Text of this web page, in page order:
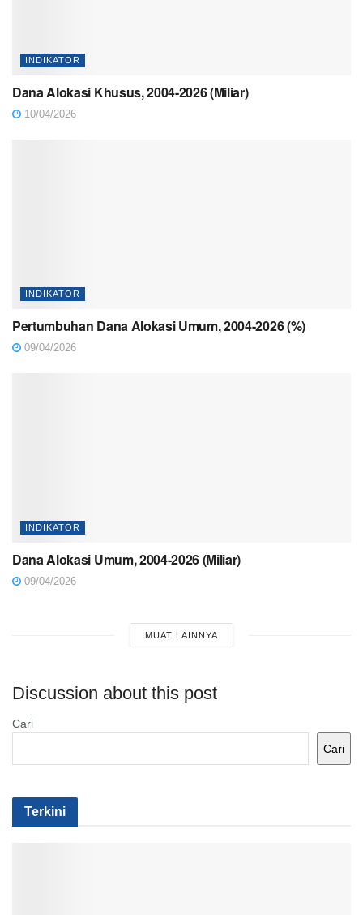
INDIKATOR
Dana Alokasi Khusus, 2004-2026 (Miliar)
10/04/2026
INDIKATOR
Pertumbuhan Dana Alokasi Umum, 2004-2026 (%)
09/04/2026
INDIKATOR
Dana Alokasi Umum, 2004-2026 (Miliar)
09/04/2026
MUAT LAINNYA
Discussion about this post
Cari
Cari
Terkini